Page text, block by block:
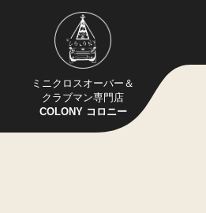
ミニクロスオーバー＆
クラブマン専門店
COLONY コロニー